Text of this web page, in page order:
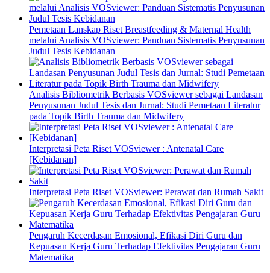
Pemetaan Lanskap Riset Breastfeeding & Maternal Health
melalui Analisis VOSviewer: Panduan Sistematis Penyusunan
Judul Tesis Kebidanan
Analisis Bibliometrik Berbasis VOSviewer sebagai Landasan
Penyusunan Judul Tesis dan Jurnal: Studi Pemetaan Literatur
pada Topik Birth Trauma dan Midwifery
Interpretasi Peta Riset VOSviewer : Antenatal Care
[Kebidanan]
Interpretasi Peta Riset VOSviewer: Perawat dan Rumah Sakit
Pengaruh Kecerdasan Emosional, Efikasi Diri Guru dan
Kepuasan Kerja Guru Terhadap Efektivitas Pengajaran Guru
Matematika